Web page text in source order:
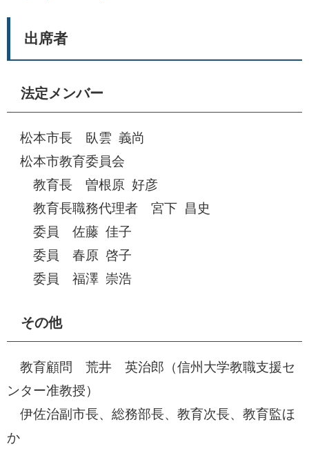
出席者
法定メンバー
松本市長 臥雲 義尚
松本市教育委員会
教育長 曽根原 好彦
教育長職務代理者 宮下 昌史
委員 佐藤 佳子
委員 春原 啓子
委員 福澤 崇浩
その他
教育顧問 荒井 英治郎（信州大学教職支援セ
ンター准教授）
伊佐治副市長、総務部長、教育次長、教育監ほ
か